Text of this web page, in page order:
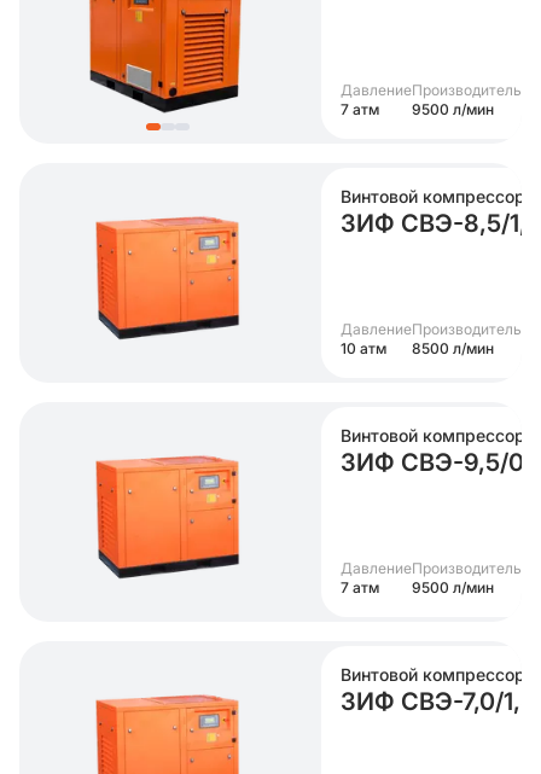
Давление
7 атм
9500 л/мин
Винтовой компрессор
ЗИФ СВЭ-8,5/
Давление
10 атм
8500 л/мин
Винтовой компрессор
ЗИФ СВЭ-9,5/
Давление
7 атм
9500 л/мин
Винтовой компрессор
ЗИФ СВЭ-7,0/